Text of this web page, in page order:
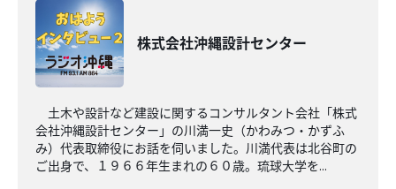
株式会社沖縄設計センター
土木や設計など建設に関するコンサルタント会社「株式
会社沖縄設計センター」の川満一史（かわみつ・かずふ
み）代表取締役にお話を伺いました。川満代表は北谷町の
ご出身で、１９６６年生まれの６０歳。琉球大学を...